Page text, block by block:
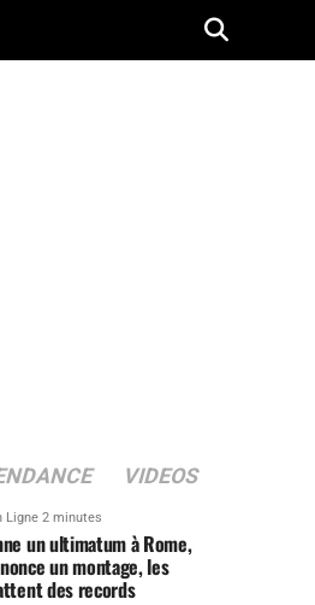
VIDEOS
Ligne 2 minutes
un ultimatum à Rome,
un montage, les
des records